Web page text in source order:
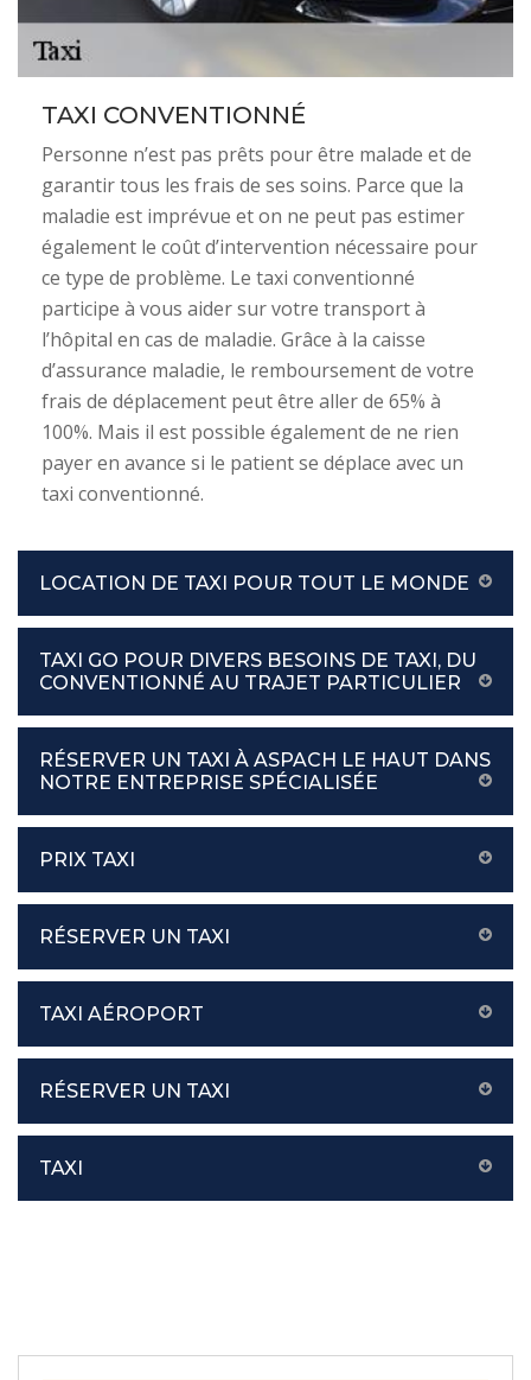
TAXI CONVENTIONNÉ
Personne n’est pas prêts pour être malade et de
garantir tous les frais de ses soins. Parce que la
maladie est imprévue et on ne peut pas estimer
également le coût d’intervention nécessaire pour
ce type de problème. Le taxi conventionné
participe à vous aider sur votre transport à
l’hôpital en cas de maladie. Grâce à la caisse
d’assurance maladie, le remboursement de votre
frais de déplacement peut être aller de 65% à
100%. Mais il est possible également de ne rien
payer en avance si le patient se déplace avec un
taxi conventionné.
LOCATION DE TAXI POUR TOUT LE MONDE
TAXI GO POUR DIVERS BESOINS DE TAXI, DU
CONVENTIONNÉ AU TRAJET PARTICULIER
RÉSERVER UN TAXI À ASPACH LE HAUT DANS
NOTRE ENTREPRISE SPÉCIALISÉE
PRIX TAXI
RÉSERVER UN TAXI
TAXI AÉROPORT
RÉSERVER UN TAXI
TAXI